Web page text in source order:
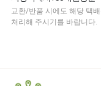
교환/반품 시에도 해당 택
처리해 주시기를 바랍니다.